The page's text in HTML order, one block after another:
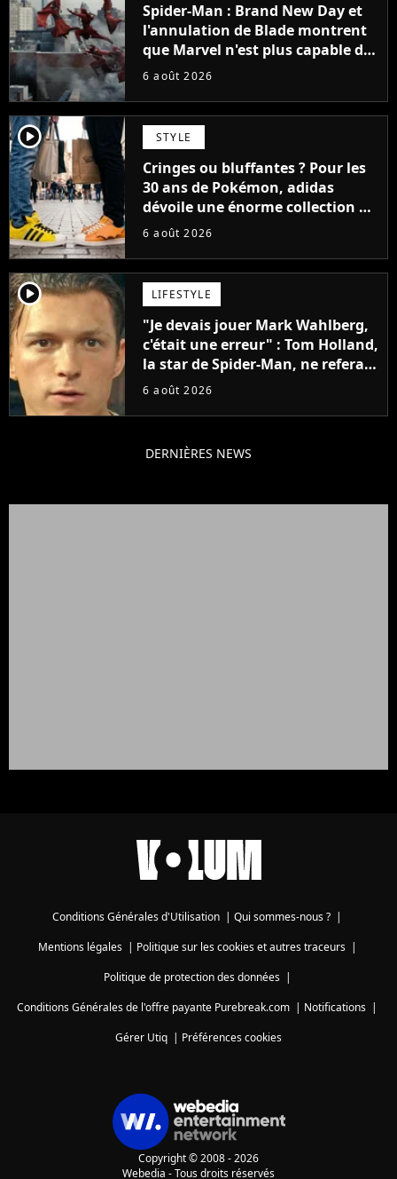
Spider-Man : Brand New Day et
l'annulation de Blade montrent
que Marvel n'est plus capable de
faire quoi que ce soit de simple
6 août 2026
player2 STYLE
Cringes ou bluffantes ? Pour les
30 ans de Pokémon, adidas
dévoile une énorme collection de
sneakers et je ne sais pas quoi en
6 août 2026
player2 LIFESTYLE
"Je devais jouer Mark Wahlberg,
c'était une erreur" : Tom Holland,
la star de Spider-Man, ne referait
pas ce blockbuster
6 août 2026
DERNIÈRES NEWS
Conditions Générales d'Utilisation | Qui sommes-nous ? |
Mentions légales| Politique sur les cookies et autres traceurs|
Politique de protection des données|
Conditions Générales de l'offre payante Purebreak.com | Notifications |
Gérer Utiq | Préférences cookies
Copyright © 2008 - 2026
Webedia - Tous droits réservés